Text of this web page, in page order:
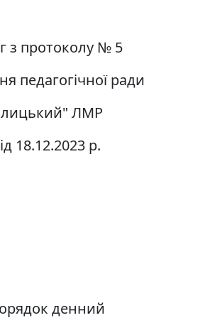
з протоколу № 5
педагогічної ради
ЛМР
18.12.2023 р.
денний